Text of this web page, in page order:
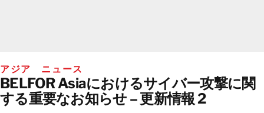
アジア ニュース
BELFOR Asiaにおけるサイバー攻撃に関
する重要なお知らせ – 更新情報 2